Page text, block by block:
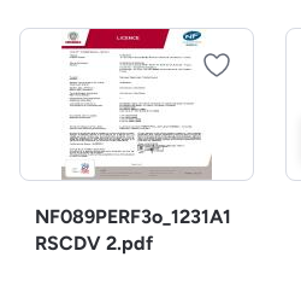
NF089PERF3o_1231A1
RSCDV 2.pdf